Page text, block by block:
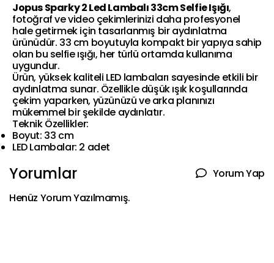
Jopus Sparky 2 Led Lambalı 33cm Selfie Işığı,
fotoğraf ve video çekimlerinizi daha profesyonel
hale getirmek için tasarlanmış bir aydınlatma
ürünüdür. 33 cm boyutuyla kompakt bir yapıya sahip
olan bu selfie ışığı, her türlü ortamda kullanıma
uygundur.
Ürün, yüksek kaliteli LED lambaları sayesinde etkili bir
aydınlatma sunar. Özellikle düşük ışık koşullarında
çekim yaparken, yüzünüzü ve arka planınızı
mükemmel bir şekilde aydınlatır.
Teknik Özellikler:
Boyut: 33 cm
LED Lambalar: 2 adet
Yorumlar
Yorum Yap
Henüz Yorum Yazılmamış.